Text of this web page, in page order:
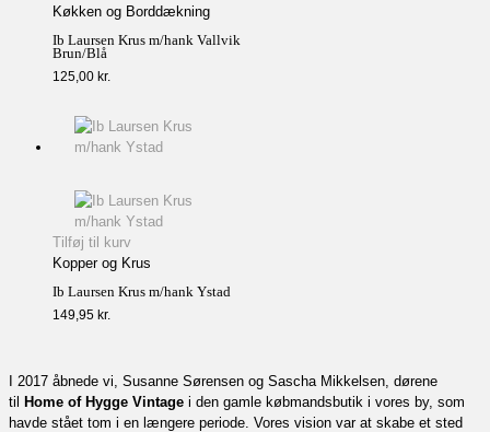
Køkken og Borddækning
Ib Laursen Krus m/hank Vallvik
Brun/Blå
125,00 kr.
Tilføj til kurv
Kopper og Krus
Ib Laursen Krus m/hank Ystad
149,95 kr.
I 2017 åbnede vi, Susanne Sørensen og Sascha Mikkelsen, dørene
til
Home of Hygge Vintage i den gamle købmandsbutik i vores by, som
havde stået tom i en længere periode. Vores vision var at skabe et sted